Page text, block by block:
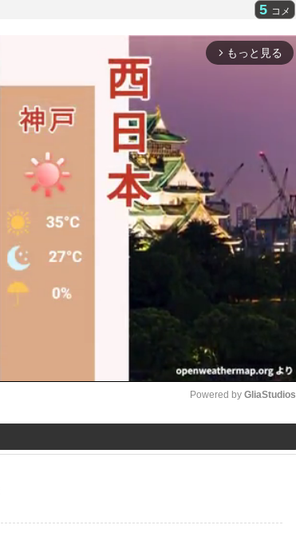
5 コメ
arrow_forward_ios もっと見る
Powered by GliaStudios